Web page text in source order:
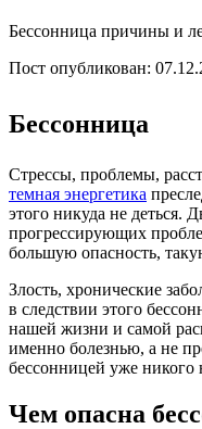
Бессонница причины и
Пост опубликован:
Бессонница
Стрессы, проблемы,
темная энергетика
этого никуда не деться.
прогрессирующих
большую опасность,
Злость, хронические
в следствии этого
нашей жизни и самой
именно болезнью, а не
бессонницей уже никого
Чем опасна